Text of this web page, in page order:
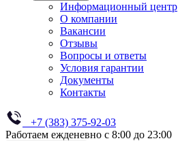
Информационный центр
О компании
Вакансии
Отзывы
Вопросы и ответы
Условия гарантии
Документы
Контакты
+7 (383) 375-92-03
Работаем ежденевно с 8:00 до 23:00